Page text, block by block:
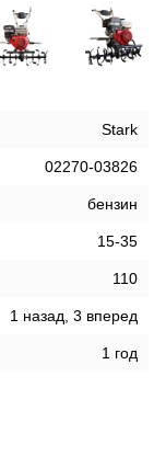
Stark
02270-03826
бензин
15-35
110
1 назад, 3 вперед
1 год